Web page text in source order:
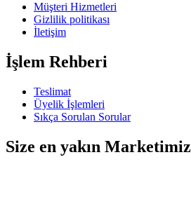
Müşteri Hizmetleri
Gizlilik politikası
İletişim
İşlem Rehberi
Teslimat
Üyelik İşlemleri
Sıkça Sorulan Sorular
Size en yakın Marketimiz